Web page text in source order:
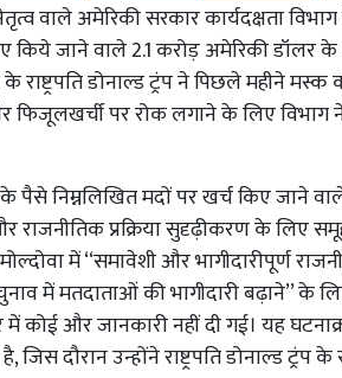
वाले अमेरिकी सरकार कार्यदक्षता
किये जाने वाले 2.1 करोड़ अमेरिकी
डोनाल्ड ट्रंप ने पिछले महीने मस्क
फिजूलखर्ची पर रोक लगाने के लिए विभाग
पैसे निम्नलिखित मदों पर खर्च किए जाने
राजनीतिक प्रक्रिया सुदृढ़ीकरण के लिए
में ‘‘समावेशी और भागीदारीपूर्ण
में मतदाताओं की भागीदारी बढ़ाने’’ के
कोई और जानकारी नहीं दी गई। यह
दौरान उन्होंने राष्ट्रपति डोनाल्ड